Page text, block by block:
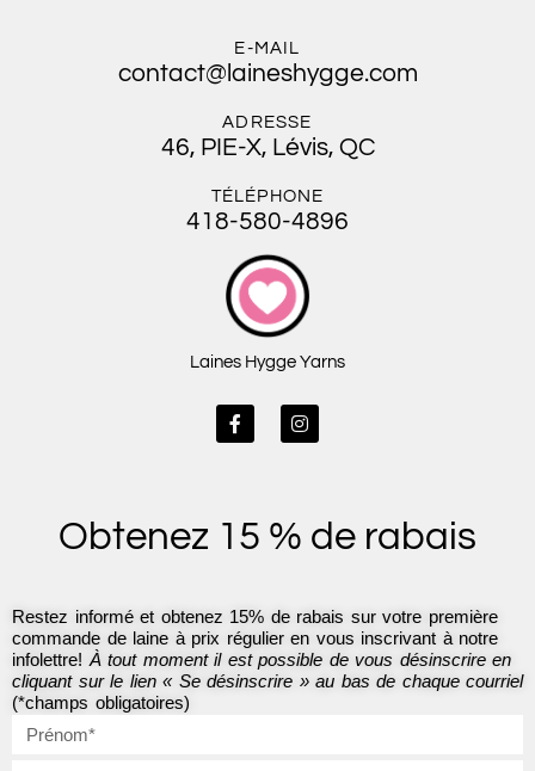
E-MAIL
contact@laineshygge.com
ADRESSE
46, PIE-X, Lévis, QC
TÉLÉPHONE
418-580-4896
Laines Hygge Yarns
F
a
o
k
I
n
r
a
Obtenez 15 % de rabais
Restez informé et obtenez 15% de rabais sur votre première
commande de laine à prix régulier en vous inscrivant à notre
infolettre! À tout moment il est possible de vous désinscrire en
cliquant sur le lien « Se désinscrire » au bas de chaque courriel
(*champs obligatoires)